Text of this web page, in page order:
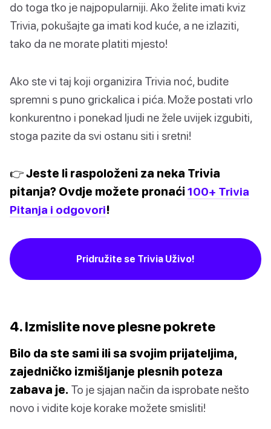
do toga tko je najpopularniji. Ako želite imati kviz
Trivia, pokušajte ga imati kod kuće, a ne izlaziti,
tako da ne morate platiti mjesto!
Ako ste vi taj koji organizira Trivia noć, budite
spremni s puno grickalica i pića. Može postati vrlo
konkurentno i ponekad ljudi ne žele uvijek izgubiti,
stoga pazite da svi ostanu siti i sretni!
👉 Jeste li raspoloženi za neka Trivia
pitanja? Ovdje možete pronaći100+ Trivia
Pitanja i odgovori!
Pridružite se Trivia Uživo!
4. Izmislite nove plesne pokrete
Bilo da ste sami ili sa svojim prijateljima,
zajedničko izmišljanje plesnih poteza
zabava je. To je sjajan način da isprobate nešto
novo i vidite koje korake možete smisliti!